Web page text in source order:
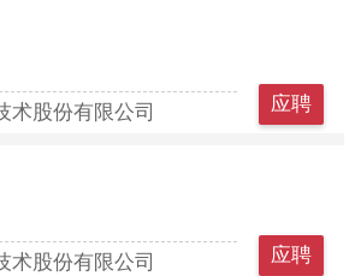
术股份有限公司
应聘
术股份有限公司
应聘